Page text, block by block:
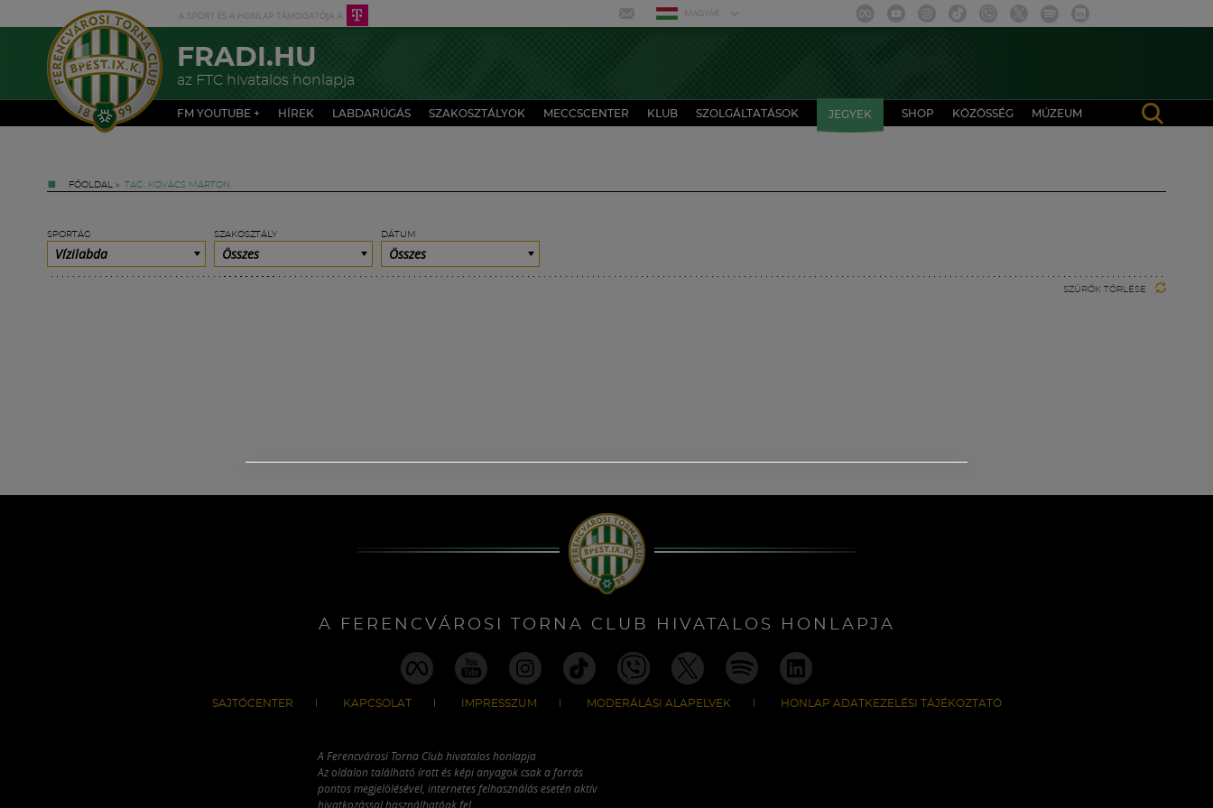
MAGYAR
FRADI.HU
az FTC hivatalos honlapja
FM YOUTUBE + HÍREK LABDARÚGÁS SZAKOSZTÁLYOK MECCSCENTER KLUB SZOLGÁLTATÁSOK JEGYEK SHOP KÖZÖSSÉG MÚZEUM
FŐOLDAL » TAG: KOVÁCS MÁRTON
SPORTÁG
Vízilabda
SZAKOSZTÁLY
Összes
DÁTUM
Összes
SZŰRŐK TÖRLÉSE
A FERENCVÁROSI TORNA CLUB HIVATALOS HONLAPJA
SAJTÓCENTER KAPCSOLAT IMPRESSZUM MODERÁLÁSI ALAPELVEK HONLAP ADATKEZELÉSI TÁJÉKOZTATÓ
A Ferencvárosi Torna Club hivatalos honlapja
Az oldalon található írott és képi anyagok csak a forrás
pontos megjelölésével, internetes felhasználás esetén aktív
hivatkozással használhatóak fel.